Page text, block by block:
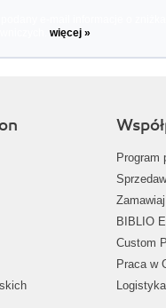
więcej »
Program
BIBLIO
Custom
Praca w